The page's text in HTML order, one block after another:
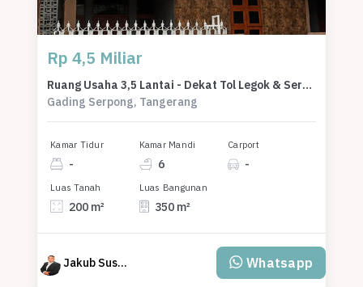
Rp 4,5 Miliar
Ruang Usaha 3,5 Lantai - Dekat Tol Legok & Serpong, Bebas Banjir
Gading Serpong, Tangerang
Kamar Tidur
-
Kamar Mandi
6
Carport
-
Luas Tanah
200 m²
Luas Bangunan
350 m²
Jakub Susanto Whatsapp